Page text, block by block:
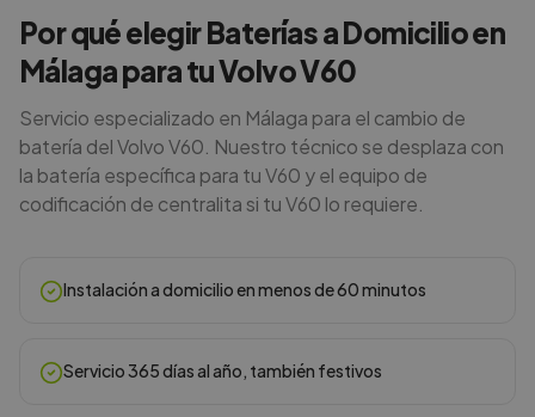
Por qué elegir Baterías a Domicilio en
Málaga para tu Volvo V60
Servicio especializado en Málaga para el cambio de
batería del Volvo V60. Nuestro técnico se desplaza con
la batería específica para tu V60 y el equipo de
codificación de centralita si tu V60 lo requiere.
Instalación a domicilio en menos de 60 minutos
Servicio 365 días al año, también festivos